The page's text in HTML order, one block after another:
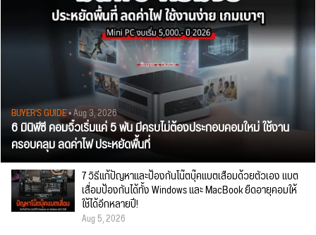
BUYER'S GUIDE• Aug 3, 2026
6 มินิพีซี คอมจิ๋วเริ่มแค่ 5 พัน มีครบไม่ต้องประกอบคอมใหม่ ใช้งาน
ครอบคลุม ลดค่าไฟ ประหยัดพื้นที่
7 วิธีแก้ปัญหาและป้องกันโน๊ตบุ๊คแบตเสื่อมด้วยตัวเอง แบต
เสื่อมป้องกันได้ทั้ง Windows และ MacBook ยืดอายุคอมให้
ใช้ได้อีกหลายปี!
Aug 5, 2026